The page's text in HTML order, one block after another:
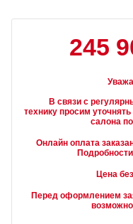
245
технику просим
Онлайн оплата
Цена
Перед оформлением